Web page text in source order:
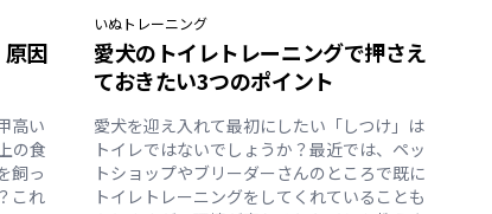
因
高い
の食
飼っ
これ
いぬトレーニング
愛犬のトイレトレーニングで押さえ
ておきたい3つのポイント
愛犬を迎え入れて最初にしたい「しつけ」は
トイレではないでしょうか？最近では、ペッ
トショップやブリーダーさんのところで既に
トイレトレーニングをしてくれていることも